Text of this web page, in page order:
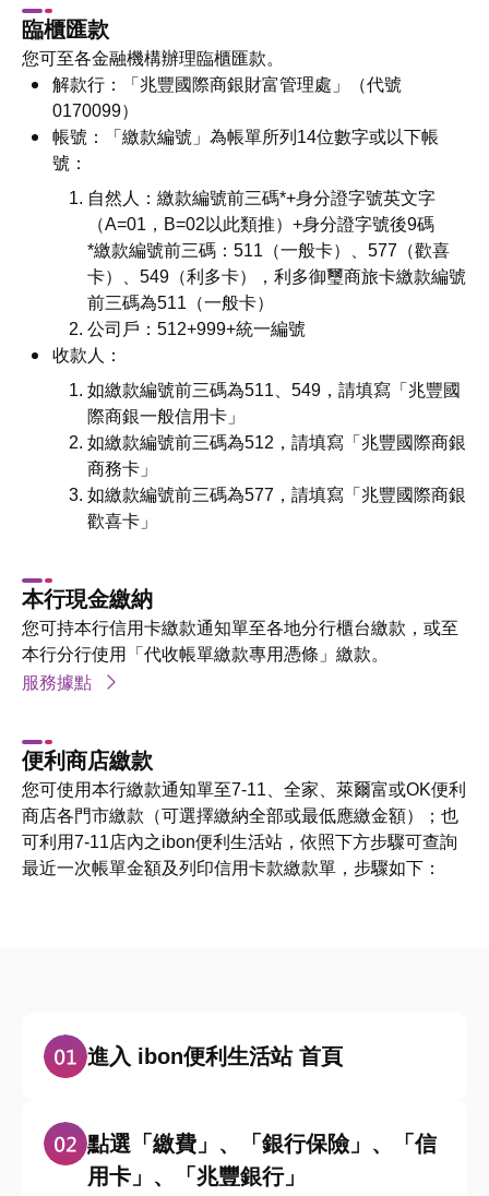
臨櫃匯款
您可至各金融機構辦理臨櫃匯款。
解款行：「兆豐國際商銀財富管理處」（代號
0170099）
帳號：「繳款編號」為帳單所列14位數字或以下帳
號：
自然人：繳款編號前三碼*+身分證字號英文字
（A=01，B=02以此類推）+身分證字號後9碼
*繳款編號前三碼：511（一般卡）、577（歡喜
卡）、549（利多卡），利多御璽商旅卡繳款編號
前三碼為511（一般卡）
公司戶：512+999+統一編號
收款人：
如繳款編號前三碼為511、549，請填寫「兆豐國
際商銀一般信用卡」
如繳款編號前三碼為512，請填寫「兆豐國際商銀
商務卡」
如繳款編號前三碼為577，請填寫「兆豐國際商銀
歡喜卡」
本行現金繳納
您可持本行信用卡繳款通知單至各地分行櫃台繳款，或至
本行分行使用「代收帳單繳款專用憑條」繳款。
服務據點
便利商店繳款
您可使用本行繳款通知單至7-11、全家、萊爾富或OK便利
商店各門市繳款（可選擇繳納全部或最低應繳金額）；也
可利用7-11店內之ibon便利生活站，依照下方步驟可查詢
最近一次帳單金額及列印信用卡款繳款單，步驟如下：
進入 ibon便利生活站 首頁
點選「繳費」、「銀行保險」、「信
用卡」、「兆豐銀行」